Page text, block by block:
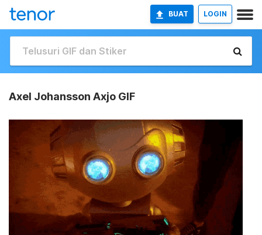
BUAT LOGIN
Axel Johansson Axjo GIF